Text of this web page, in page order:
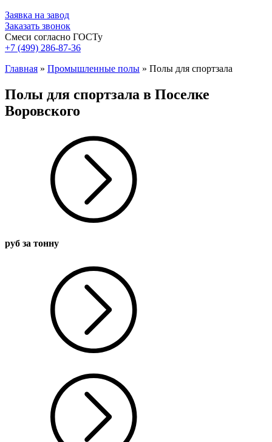
Заявка на завод
Заказать звонок
Смеси согласно ГОСТу
+7 (499) 286-87-36
Главная » Промышленные полы » Полы для спортзала
Полы для спортзала в Поселке
Воровского
руб за тонну